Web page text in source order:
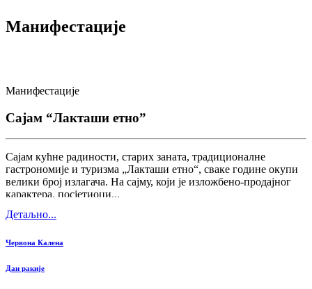
Манифестације
Манифестације
Сајам “Лакташи етно”
Сајам кућне радиности, старих заната, традиционалне
гастрономије и туризма „Лакташи етно“, сваке године окупи
велики број излагача. На сајму, који је изложбено-продајног
карактера, посјетиоци...
Детаљно...
Червона Калена
Дан ракије